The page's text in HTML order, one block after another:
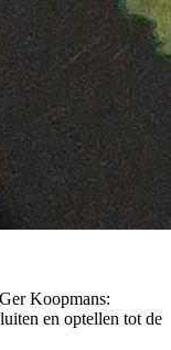
Koopmans:
en optellen tot de